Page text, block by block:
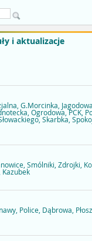
i aktualizacje
G.Morcinka,
Ogrodowa, PCK,
Skarbka,
Smólniki, Zdrojki,
Police, Dąbrowa,